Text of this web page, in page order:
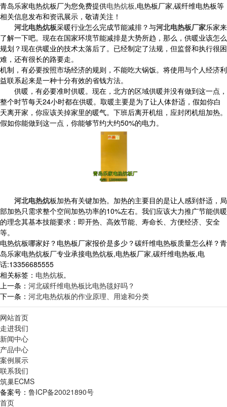
青岛乐家电热炕板厂为您免费提供电热炕板,电热板厂家,碳纤维电热板等
相关信息发布和资讯展示，敬请关注！
河北电热炕板采暖行业怎么完成节能减排？与河北电热板厂家乐家来
了解一下吧。现在在国家环境节能减排是大势所趋，那么，供暖业该怎么
规划？现在供暖业的技术太落后了。 已经制定了法规，但监督和执行很困
难，还有很长的路要走。
机制，有必要按照市场经济的规则，不能吃大锅饭。将使用与个人经济利
益联系起来是一种十分有效的省钱方法。
供暖，有必要准时供暖。现在，北方的区域供暖并没有做到这一点，
整个时节每天24小时都在供暖。取暖主要是为了让人体舒适，假如你白
天离开家，你应该关掉家里的暖气。下班后离开机组，应封闭机组加热。
假如你能做到这一点，你能够节约大约50%的电力。
河北电热炕板加热有关键加热。加热的主要目的是让人感到舒适，局
部加热只需求整个空间加热功率的10%左右。我们应该大力推广节能供暖
的理念其基本技能要求：即开热、高效节能、寿命长、方便经济、安全
等。
电热炕板哪家好？电热板厂家报价是多少？碳纤维电热板质量怎么样？青
岛乐家电热炕板厂专业承接电热炕板,电热板厂家,碳纤维电热板,电
话:13356685555
相关标签： 电热炕板,
上一条： 河北碳纤维电热板比电热毯好吗？
下一条： 河北电热炕板的作业原理、用途和分类
网站首页
走进我们
新闻中心
产品中心
案例展示
联系我们
筑巢ECMS
备案号： 鲁ICP备20021890号
首页